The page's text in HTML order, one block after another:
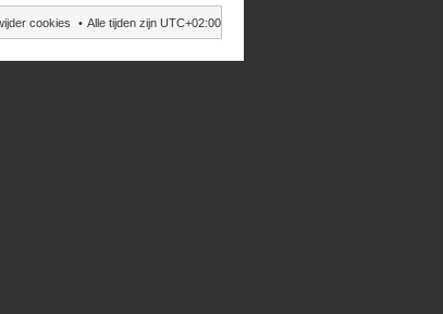
Alle tijden zijn UTC+02:00
cookies